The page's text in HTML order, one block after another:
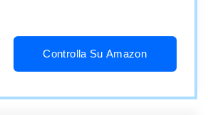
(Legno d’ulivo)
Controlla Su Amazon